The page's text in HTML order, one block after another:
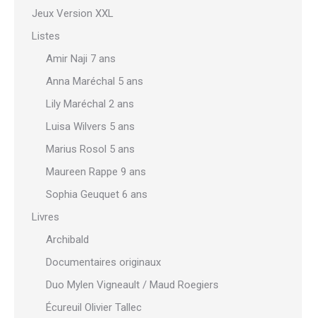
Jeux Version XXL
Listes
Amir Naji 7 ans
Anna Maréchal 5 ans
Lily Maréchal 2 ans
Luisa Wilvers 5 ans
Marius Rosol 5 ans
Maureen Rappe 9 ans
Sophia Geuquet 6 ans
Livres
Archibald
Documentaires originaux
Duo Mylen Vigneault / Maud Roegiers
Écureuil Olivier Tallec